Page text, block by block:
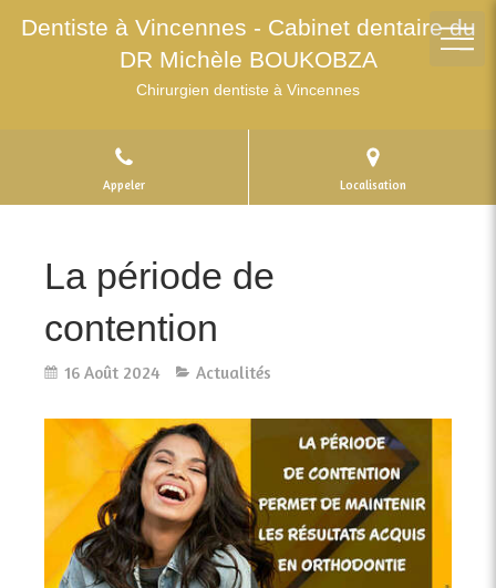
Dentiste à Vincennes - Cabinet dentaire du
DR Michèle BOUKOBZA
Chirurgien dentiste à Vincennes
Appeler Localisation
La période de
contention
16 Août 2024 Actualités